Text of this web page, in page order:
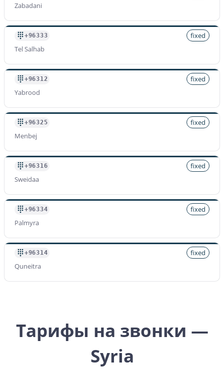
Zabadani
+96333
fixed
Tel Salhab
+96312
fixed
Yabrood
+96325
fixed
Menbej
+96316
fixed
Sweidaa
+96334
fixed
Palmyra
+96314
fixed
Quneitra
Тарифы на звонки —
Syria